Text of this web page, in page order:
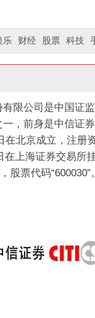
乐 财经 股票 科技
公司是中国证监
，前身是中信证
在北京成立，注册
在上海证券交易所
股票代码“600030”。